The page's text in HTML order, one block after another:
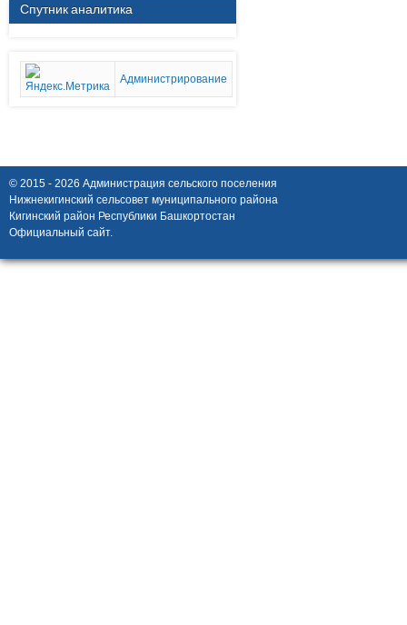
Спутник аналитика
Администрирование
© 2015 - 2026 Администрация сельского поселения
Нижнекигинский сельсовет муниципального района
Кигинский район Республики Башкортостан
Официальный сайт.